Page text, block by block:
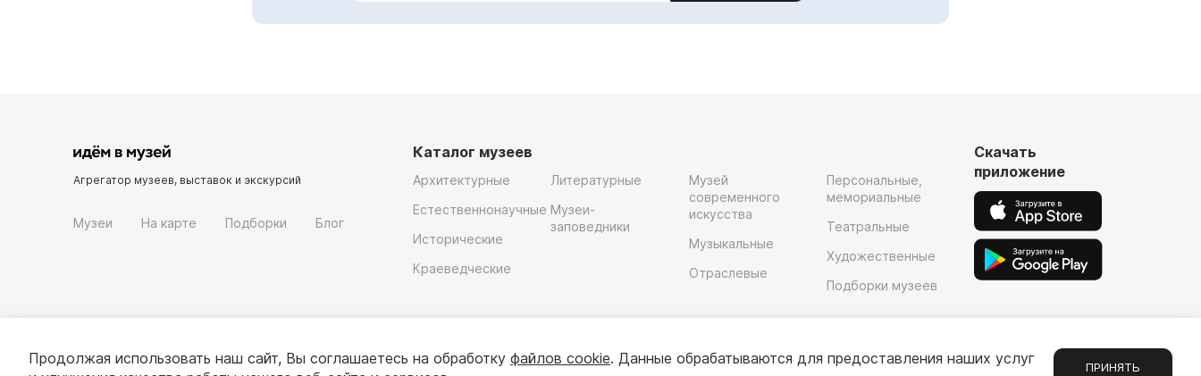
Агрегатор музеев, выставок и экскурсий
Музеи На карте Подборки Блог
Каталог музеев
Архитектурные
Естественнонаучные
Исторические
Краеведческие
Литературные
Музеи-
заповедники
Музей
современного
искусства
Музыкальные
Отраслевые
Персональные,
мемориальные
Театральные
Художественные
Подборки музеев
Скачать
приложение
Продолжая использовать наш сайт, Вы соглашаетесь на обработку файлов cookie. Данные обрабатываются для предоставления наших услуг
ПРИНЯТЬ